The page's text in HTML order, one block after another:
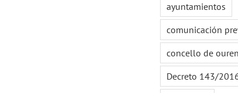
ayuntamientos
comunicación
concello de
Decreto 143/